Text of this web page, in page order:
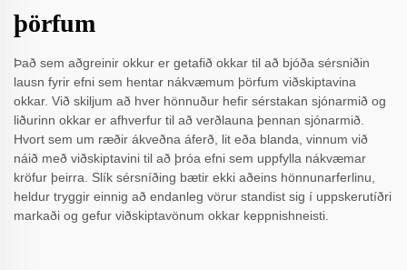
þörfum
Það sem aðgreinir okkur er getafið okkar til að bjóða sérsniðin
lausn fyrir efni sem hentar nákvæmum þörfum viðskiptavina
okkar. Við skiljum að hver hönnuður hefir sérstakan sjónarmið og
liðurinn okkar er afhverfur til að verðlauna þennan sjónarmið.
Hvort sem um ræðir ákveðna áferð, lit eða blanda, vinnum við
náið með viðskiptavini til að þróa efni sem uppfylla nákvæmar
kröfur þeirra. Slík sérsníðing bætir ekki aðeins hönnunarferlinu,
heldur tryggir einnig að endanleg vörur standist sig í uppskerutíðri
markaði og gefur viðskiptavönum okkar keppnishneisti.